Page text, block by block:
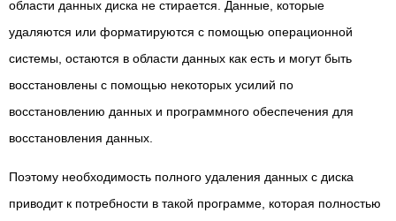
области данных диска не стирается. Данные, которые
удаляются или форматируются с помощью операционной
системы, остаются в области данных как есть и могут быть
восстановлены с помощью некоторых усилий по
восстановлению данных и программного обеспечения для
восстановления данных.
Поэтому необходимость полного удаления данных с диска
приводит к потребности в такой программе, которая полностью